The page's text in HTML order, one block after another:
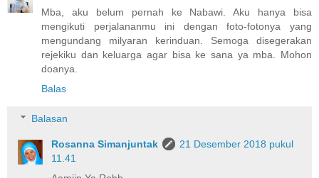
Mba, aku belum pernah ke Nabawi. Aku hanya bisa
mengikuti perjalananmu ini dengan foto-fotonya yang
mengundang milyaran kerinduan. Semoga disegerakan
rejekiku dan keluarga agar bisa ke sana ya mba. Mohon
doanya.
Balas
Balasan
Rosanna Simanjuntak
21 Desember 2018 pukul
11.41